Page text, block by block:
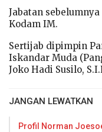
Jabatan
Kodam IM.
Sertijab dipimpin
Iskandar Muda
Joko Hadi Susilo,
JANGAN LEWATKAN
Profil Norman